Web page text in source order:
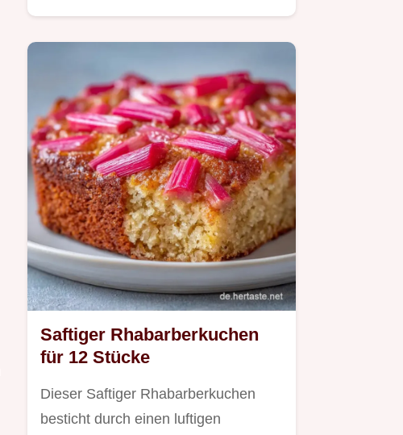
in…
Saftiger Rhabarberkuchen
für 12 Stücke
Dieser Saftiger Rhabarberkuchen
besticht durch einen luftigen